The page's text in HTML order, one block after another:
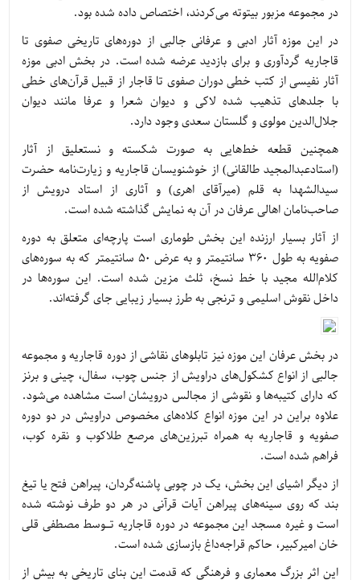
در مجموعه مزبور بیتوته می‌کردند، اختصاص داده شده بود.
در این موزه آثار ادبی و عرفانی جالبی از دوره‌های تاریخی صفوی تا
قاجاریه گردآوری و برای بازدید عرضه شده است. در بخش ادبی موزه
آثار نفیسی از کتب خطی دوران صفوی تا قاجار از قبیل قرآن‌های خطی
با جلدهای تذهیب شده لاکی و دیوان شعرا و عرفا مانند دیوان
جلال‌الدین مولوی و گلستان سعدی وجود دارد.
همچنین قطعه خط‌هایی به صورت شکسته و نستعلیق از آثار
(استادعبدالمجید طالقانی) از خوشنویسان قاجاریه و زیارت‌نامه حضرت
سیدالشهدا به قلم (میرآقای اهری) و آثاری از استاد درویش از
صاحب‌نامان اهالی عرفان در آن به نمایش گذاشته شده است.
از آثار بسیار ارزنده این بخش طوماری است پارچه‌ای متعلق به دوره
صفویه به طول 360 سانتیمتر و به عرض 50 سانتیمتر که به سوره‌های
کلام‌الله مجید با خط نسخ، ثلث مزین شده است. این سوره‌ها در
داخل نقوش اسلیمی و ترنجی به طرز بسیار زیبایی جای گرفته‌اند.
در بخش عرفان این موزه نیز تابلوهای نقاشی از دوره قاجاریه و مجموعه
جالبی از انواع کشکول‌های دراویش از جنس چوب، سفال، چینی و برنز
که دارای کتیبه‌ها و نقوشی از مجالس درویشان است مشاهده می‌شود.
علاوه براین در این موزه انواع کلاه‌های مخصوص دراویش در دو دوره
صفویه و قاجاریه به همراه تبرزین‌های مرصع طلاکوب و نقره کوب،
فراهم شده است.
از دیگر اشیای این بخش، یک در چوبی پاشنه‌گردان، پیراهن فتح یا تیغ
بند که روی سینه‌های پیراهن آیات قرآنی در هر دو طرف نوشته شده
است و غیره مسجد این مجموعه در دوره قاجاریه تـوسط مصطفی قلی
خان امیرکبیر، حاکم قراجه‌داغ بازسازی شده است.
این اثر بزرگ معماری و فرهنگی که قدمت این بنای تاریخی به بیش از